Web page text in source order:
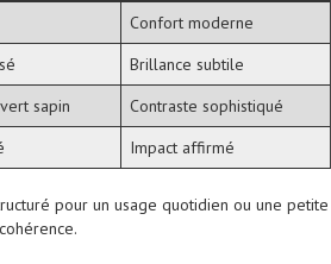
Confort moderne
Brillance subtile
sapin
Contraste sophistiqué
Impact affirmé
pour un usage quotidien ou une petite